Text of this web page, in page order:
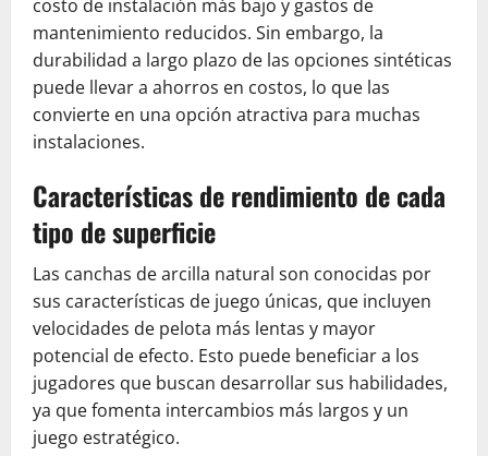
costo de instalación más bajo y gastos de
mantenimiento reducidos. Sin embargo, la
durabilidad a largo plazo de las opciones sintéticas
puede llevar a ahorros en costos, lo que las
convierte en una opción atractiva para muchas
instalaciones.
Características de rendimiento de cada
tipo de superficie
Las canchas de arcilla natural son conocidas por
sus características de juego únicas, que incluyen
velocidades de pelota más lentas y mayor
potencial de efecto. Esto puede beneficiar a los
jugadores que buscan desarrollar sus habilidades,
ya que fomenta intercambios más largos y un
juego estratégico.